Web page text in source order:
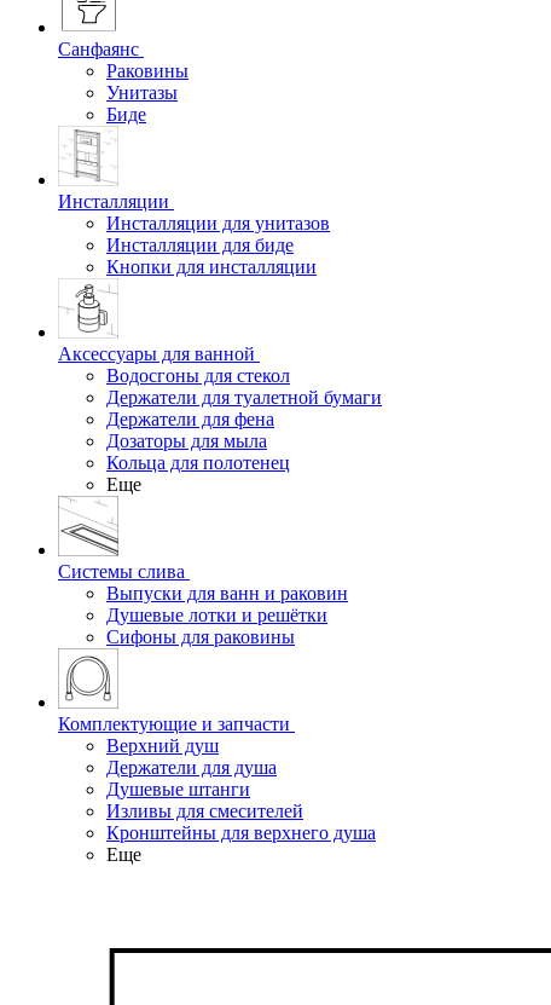
Санфаянс
Раковины
Унитазы
Биде
Инсталляции
Инсталляции для унитазов
Инсталляции для биде
Кнопки для инсталляции
Аксессуары для ванной
Водосгоны для стекол
Держатели для туалетной бумаги
Держатели для фена
Дозаторы для мыла
Кольца для полотенец
Еще
Системы слива
Выпуски для ванн и раковин
Душевые лотки и решётки
Сифоны для раковины
Комплектующие и запчасти
Верхний душ
Держатели для душа
Душевые штанги
Изливы для смесителей
Кронштейны для верхнего душа
Еще